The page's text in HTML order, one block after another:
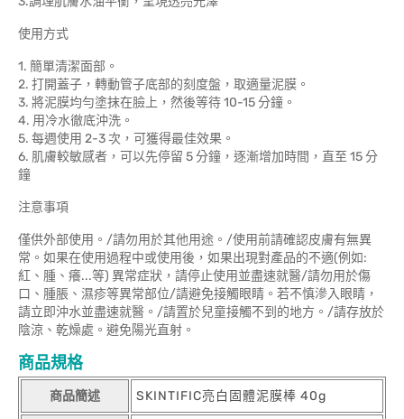
使用方式
1. 簡單清潔面部。
2. 打開蓋子，轉動管子底部的刻度盤，取適量泥膜。
3. 將泥膜均勻塗抹在臉上，然後等待 10-15 分鐘。
4. 用冷水徹底沖洗。
5. 每週使用 2-3 次，可獲得最佳效果。
6. 肌膚較敏感者，可以先停留 5 分鐘，逐漸增加時間，直至 15 分
鐘
注意事項
僅供外部使用。/請勿用於其他用途。/使用前請確認皮膚有無異
常。如果在使用過程中或使用後，如果出現對產品的不適(例如:
紅、腫、癢...等) 異常症狀，請停止使用並盡速就醫/請勿用於傷
口、腫脹、濕疹等異常部位/請避免接觸眼睛。若不慎滲入眼睛，
請立即沖水並盡速就醫。/請置於兒童接觸不到的地方。/請存放於
陰涼、乾燥處。避免陽光直射。
商品規格
商品簡述 SKINTIFIC亮白固體泥膜棒 40g